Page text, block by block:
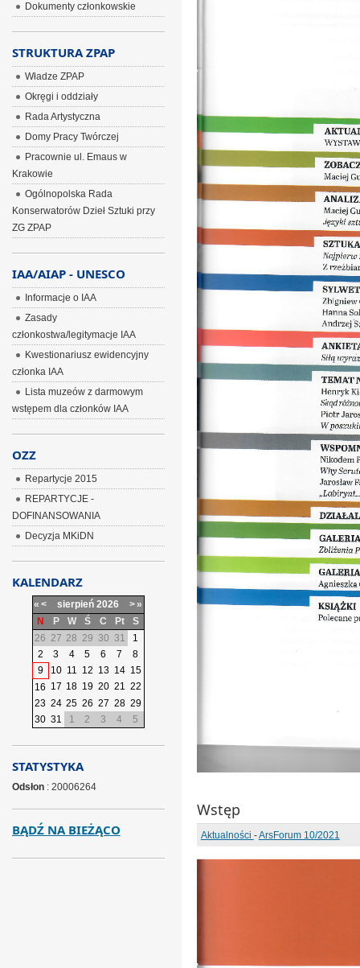
Wstęp
Aktualności -ArsForum 10/2021
Dokumenty członkowskie
STRUKTURA ZPAP
Władze ZPAP
Okręgi i oddziały
Rada Artystyczna
Domy Pracy Twórczej
Pracownie ul. Emaus w
Krakowie
Ogólnopolska Rada
Konserwatorów Dzieł Sztuki przy
ZG ZPAP
IAA/AIAP - UNESCO
Informacje o IAA
Zasady
członkostwa/legitymacje IAA
Kwestionariusz ewidencyjny
członka IAA
Lista muzeów z darmowym
wstępem dla członków IAA
OZZ
Repartycje 2015
REPARTYCJE -
DOFINANSOWANIA
Decyzja MKiDN
KALENDARZ
« < sierpień 2026 >»
N
P W Ś C Pt
S
26 27 28 29 30 31
1
2
3 4 5 6 7
8
9
10 11 12 13 14 15
16 17 18 19 20 21 22
23 24 25 26 27 28 29
30 31 1 2 3 4 5
STATYSTYKA
Odsłon: 20006264
BĄDŹ NA BIEŻĄCO